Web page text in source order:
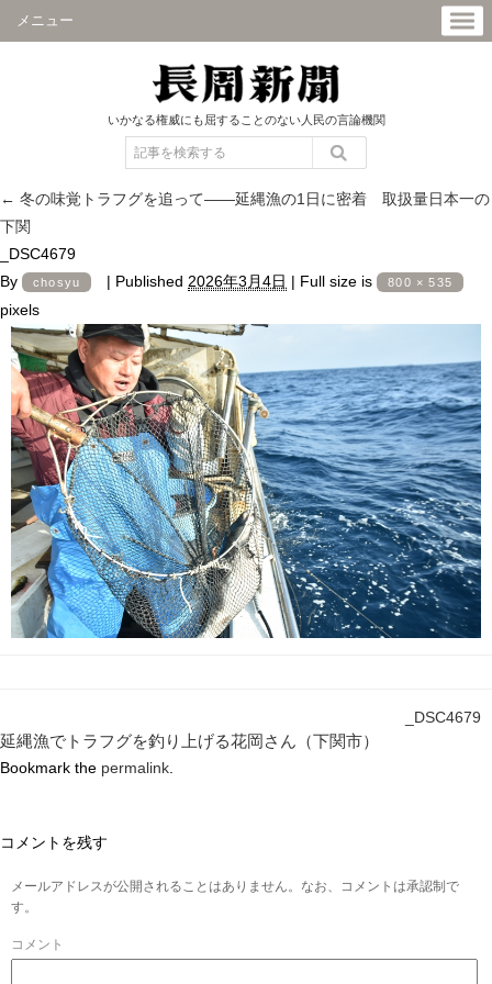
メニュー
いかなる権威にも屈することのない人民の言論機関
← 冬の味覚トラフグを追って――延縄漁の1日に密着 取扱量日本一の
下関
_DSC4679
By
chosyu | Published 2026年3月4日 | Full size is 800 × 535
pixels
_DSC4679
延縄漁でトラフグを釣り上げる花岡さん（下関市）
Bookmark the permalink
コメントを残す
メールアドレスが公開されることはありません。なお、コメントは承認制で
す。
コメント